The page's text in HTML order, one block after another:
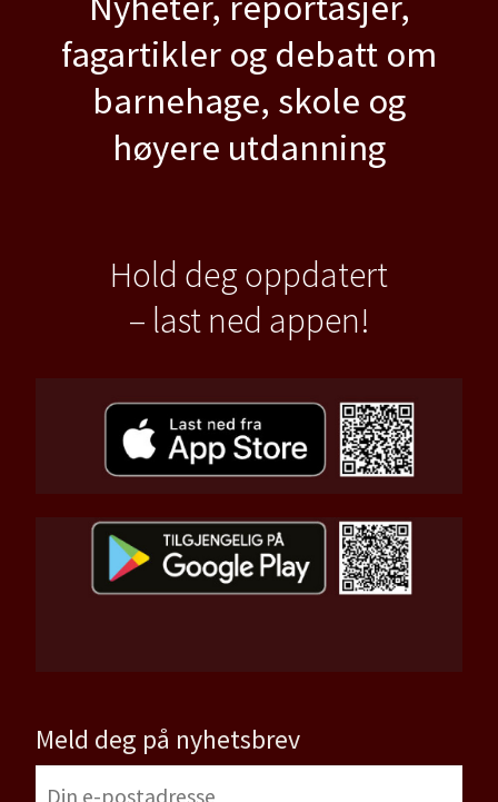
fagartikler og debatt om
barnehage, skole og
høyere utdanning
Hold deg oppdatert
– last ned appen!
Meld deg på nyhetsbrev